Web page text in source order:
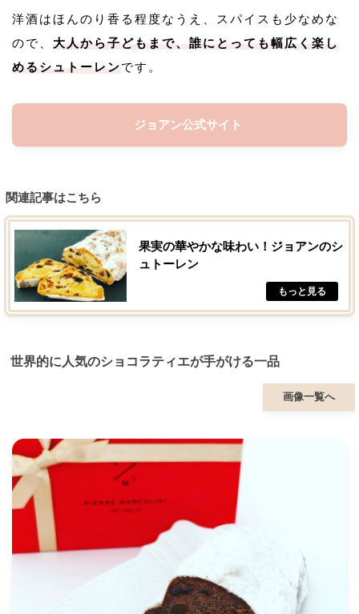
洋酒はほんのり香る程度なうえ、スパイスも少なめな
ので、 大人から子どもまで、誰にとっても幅広く楽し
めるシュトーレンです。
ジョアン公式サイト
関連記事はこちら
果実の華やかな味わい！ジョアンのシ
ュトーレン
世界的に人気のショコラティエが手がける一品
画像一覧へ